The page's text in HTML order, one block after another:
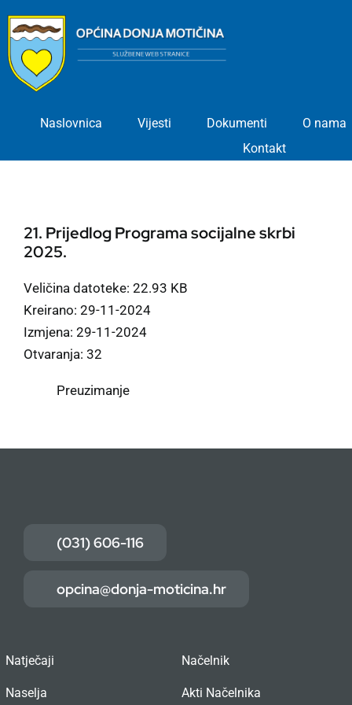
content
Naslovnica Vijesti Dokumenti
O nama
Kontakt
21. Prijedlog Programa socijalne skrbi
2025.
Veličina datoteke: 22.93 KB
Kreirano: 29-11-2024
Izmjena: 29-11-2024
Otvaranja: 32
Preuzimanje
(031) 606-116
opcina@donja-moticina.hr
Natječaji
Naselja
Načelnik
Akti Načelnika